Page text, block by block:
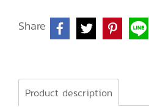
Share
Product description